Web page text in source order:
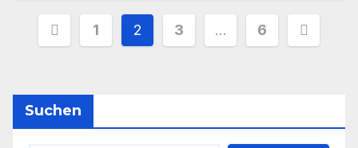
Seitennummerierung
Beiträge
1 2 3 … 6
Suchen